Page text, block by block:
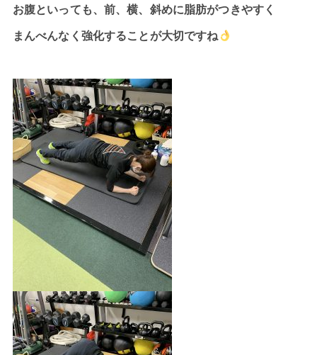
お腹といっても、前、横、斜めに脂肪がつきやすく
まんべんなく強化することが大切ですね